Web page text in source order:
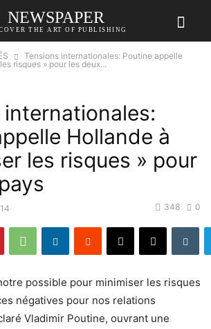
NEWSPAPER
THE ART OF PUBLISHING
Tensions internationales: Poutine appelle
risques » pour les deux...
Hollande à
les risques » pour
0
348
possible pour minimiser les risques
négatives pour nos relations
Vladimir Poutine, ouvrant une